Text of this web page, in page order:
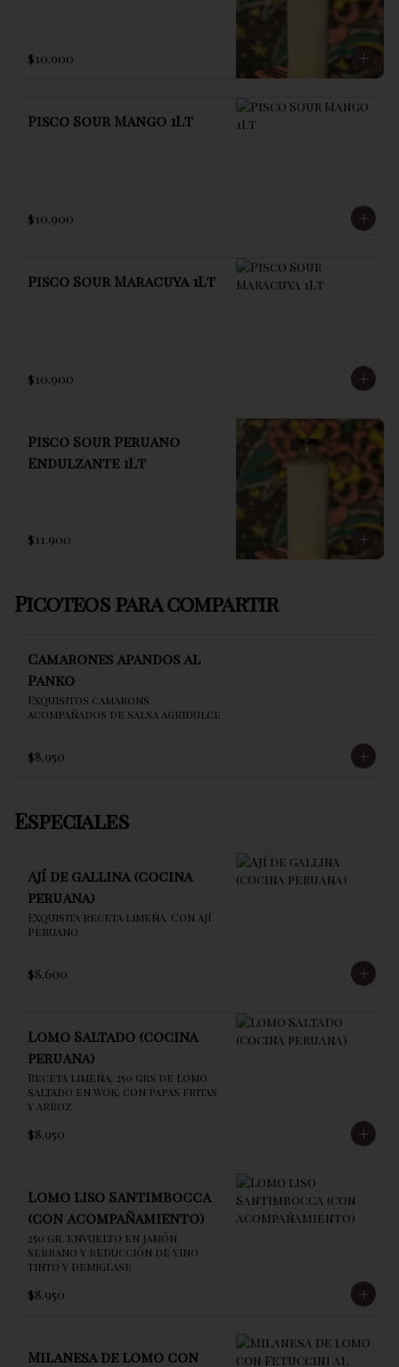
$10.900
Pisco Sour Mango 1Lt
$10.900
Pisco Sour Maracuya 1Lt
$10.900
Pisco Sour Peruano
Endulzante 1Lt
$11.900
Picoteos para compartir
Camarones apandos al
Panko
Exquisitos camarons
acompañados de salsa agridulce
$8.950
Especiales
Ají de gallina (cocina
peruana)
Exquisita receta limeña. Con ají
peruano
$8.600
Lomo Saltado (cocina
peruana)
Receta limeña, 250 grs de lomo
saltado en wok, con papas fritas
y arroz
$8.950
Lomo liso Santimbocca
(con acompañamiento)
250 gr. envuelto en jamón
serrano y reducción de vino
tinto y demiglase
$8.950
Milanesa de lomo con